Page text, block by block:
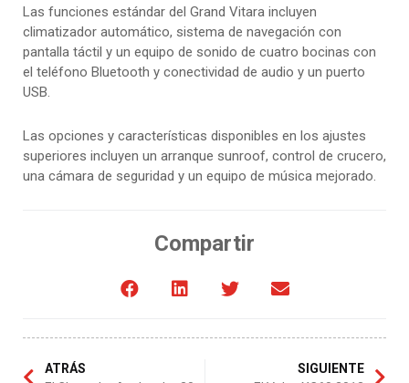
Las funciones estándar del Grand Vitara incluyen
climatizador automático, sistema de navegación con
pantalla táctil y un equipo de sonido de cuatro bocinas con
el teléfono Bluetooth y conectividad de audio y un puerto
USB.
Las opciones y características disponibles en los ajustes
superiores incluyen un arranque sunroof, control de crucero,
una cámara de seguridad y un equipo de música mejorado.
Compartir
ATRÁS
SIGUIENTE